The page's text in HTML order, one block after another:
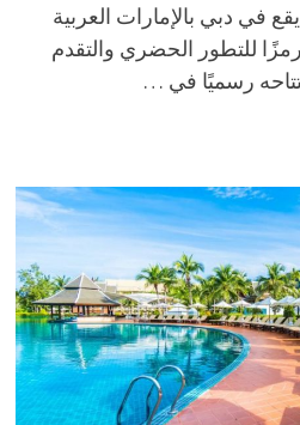
في دبي بالإمارات العربية
للتطور الحضري والتقدم
رسميًا في …